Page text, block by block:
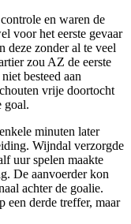
en waren de
voor het eerste gevaar
deze zonder al te veel
zou AZ de eerste
besteed aan
vrije doortocht
goal.
minuten later
Wijndal verzorgde
uur spelen maakte
De aanvoerder kon
achter de goalie.
een derde treffer, maar